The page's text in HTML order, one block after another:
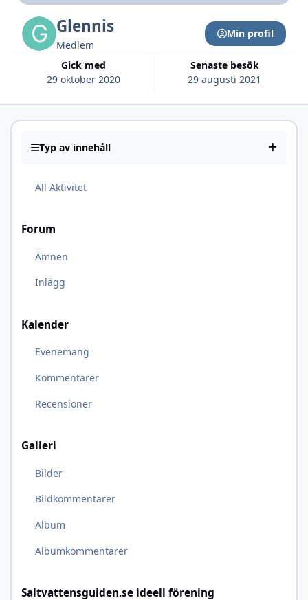
Glennis
Medlem
Gick med
29 oktober 2020
Senaste besök
29 augusti 2021
Min profil
Typ av innehåll
All Aktivitet
Forum
Ämnen
Inlägg
Kalender
Evenemang
Kommentarer
Recensioner
Galleri
Bilder
Bildkommentarer
Album
Albumkommentarer
Saltvattensguiden.se ideell förening